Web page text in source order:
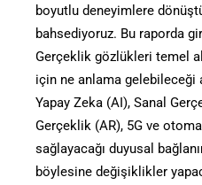
boyutlu deneyimlere
bahsediyoruz. Bu raporda
Gerçeklik gözlükleri temel
için ne anlama gelebileceği
Yapay Zeka (AI), Sanal
Gerçeklik (AR), 5G ve
sağlayacağı duyusal
böylesine değişiklikler